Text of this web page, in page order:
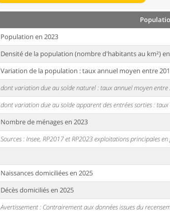
Population en 2023
Densité de la population (nombre d'habitants au km²)
Variation de la population : taux annuel moyen entre
dont variation due au solde naturel : taux annuel moyen entre
dont variation due au solde apparent des entrées sorties :
Nombre de ménages en 2023
Sources : Insee, RP2017 et RP2023 exploitations principales
Naissances domiciliées en 2025
Décès domiciliés en 2025
Avertissement : Contrairement aux données issues du